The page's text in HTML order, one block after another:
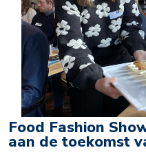
Food Fashion
aan de toekomst